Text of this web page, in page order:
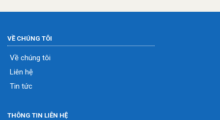
VỀ CHÚNG TÔI
Về chúng tôi
Liên hệ
Tin tức
THÔNG TIN LIÊN HỆ